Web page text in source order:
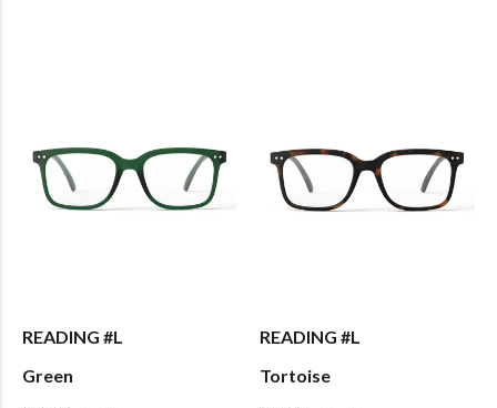
READING #L
Green
READING #L
Tortoise